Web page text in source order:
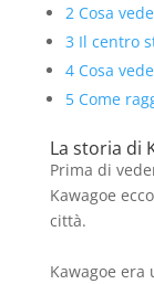
2Cosa
3 Il centro
4Cosa
5Come
La storia di
Prima di
Kawagoe
città.
Kawagoe